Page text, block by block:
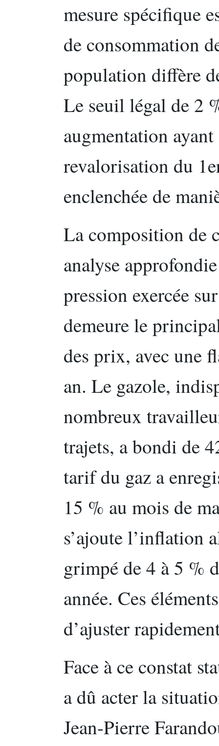
mesure spécifique
de consommation
population diffère
Le seuil légal de 2
augmentation ayant
revalorisation du
enclenchée de
La composition de
analyse
pression exercée
demeure le
des prix, avec une
an. Le gazole,
nombreux
trajets, a bondi de
tarif du gaz a
15 % au mois de
s’ajoute l’inflation
grimpé de 4 à 5 %
année. Ces
d’ajuster
Face à ce constat
a dû acter la
Jean-Pierre